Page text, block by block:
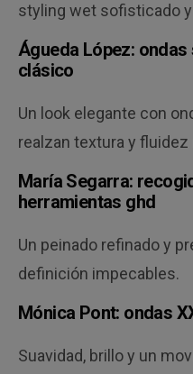
styling wet sofisticado
Águeda López:
clásico
Un look elegante con
realzan textura y fluidez
María Segarra:
herramientas ghd
Un peinado refinado y
definición impecables.
Mónica Pont: ondas
Suavidad, brillo y un